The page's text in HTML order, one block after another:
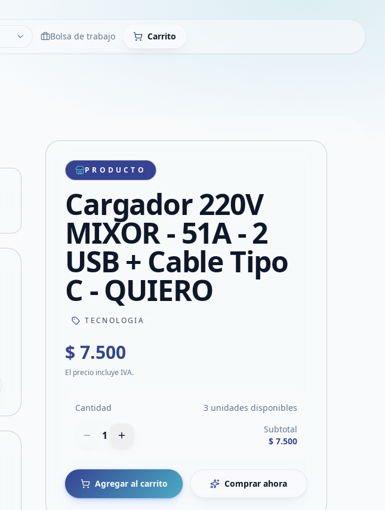
LimpiarBolsa de trabajo Carrito
Compartir producto
Compartir por WhatsApp
Compartir por mail
Compartir en Facebook
PRODUCTO
Cargador 220V
MIXOR - 51A - 2
USB + Cable Tipo
C - QUIERO
TECNOLOGIA
$ 7.500
El precio incluye IVA.
Cantidad 3 unidades disponibles
1
Subtotal
$ 7.500
Agregar al carrito Comprar ahora